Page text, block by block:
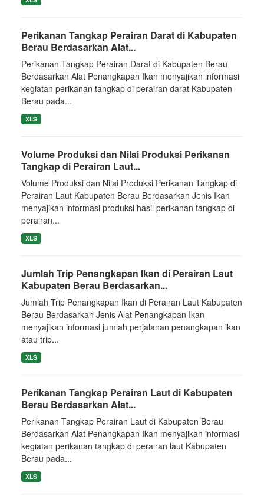
Perikanan Tangkap Perairan Darat di Kabupaten
Berau Berdasarkan Alat...
Perikanan Tangkap Perairan Darat di Kabupaten Berau
Berdasarkan Alat Penangkapan Ikan menyajikan informasi
kegiatan perikanan tangkap di perairan darat Kabupaten
Berau pada...
XLS
Volume Produksi dan Nilai Produksi Perikanan
Tangkap di Perairan Laut...
Volume Produksi dan Nilai Produksi Perikanan Tangkap di
Perairan Laut Kabupaten Berau Berdasarkan Jenis Ikan
menyajikan informasi produksi hasil perikanan tangkap di
perairan...
XLS
Jumlah Trip Penangkapan Ikan di Perairan Laut
Kabupaten Berau Berdasarkan...
Jumlah Trip Penangkapan Ikan di Perairan Laut Kabupaten
Berau Berdasarkan Jenis Alat Penangkapan Ikan
menyajikan informasi jumlah perjalanan penangkapan ikan
atau trip...
XLS
Perikanan Tangkap Perairan Laut di Kabupaten
Berau Berdasarkan Alat...
Perikanan Tangkap Perairan Laut di Kabupaten Berau
Berdasarkan Alat Penangkapan Ikan menyajikan informasi
kegiatan perikanan tangkap di perairan laut Kabupaten
Berau pada...
XLS